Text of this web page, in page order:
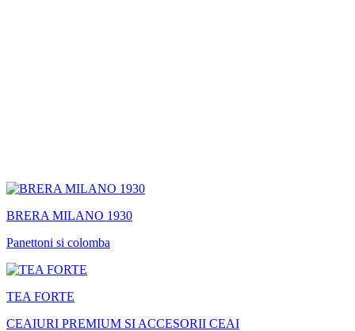
BRERA MILANO 1930
Panettoni si colomba
TEA FORTE
CEAIURI PREMIUM SI ACCESORII CEAI